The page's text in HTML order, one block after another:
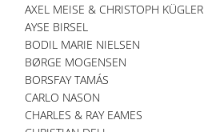
AXEL MEISE & CHRISTOPH KÜGLER
AYSE BIRSEL
BODIL MARIE NIELSEN
BØRGE MOGENSEN
BORSFAY TAMÁS
CARLO NASON
CHARLES & RAY EAMES